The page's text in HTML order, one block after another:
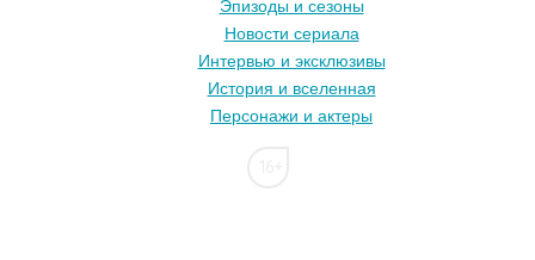
Эпизоды и сезоны
Новости сериала
Интервью и эксклюзивы
История и вселенная
Персонажи и актеры